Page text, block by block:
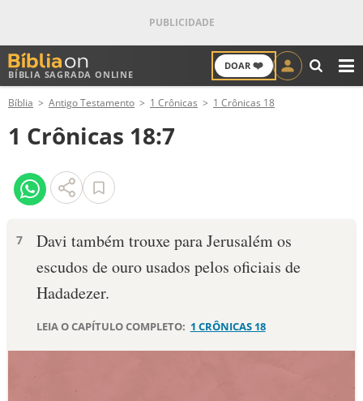
BÍBLIA SAGRADA ONLINE
DOAR ❤️
ANTIGO TESTAMENTO
NOVO TESTAMENTO
VERSÍCULOS
PALAVRA DO DIA
DEVOCIONAL DIÁRIO
Bíblia Antigo Testamento 1 Crônicas 1 Crônicas 18
1 Crônicas 18:7
7
Davi também trouxe para Jerusalém os
escudos de ouro usados pelos oficiais de
Hadadezer.
LEIA O CAPÍTULO COMPLETO: 1 CRÔNICAS 18